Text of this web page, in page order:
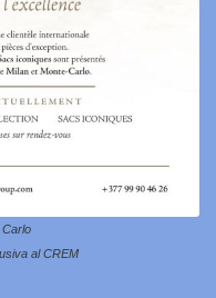
Carlo
al CREM